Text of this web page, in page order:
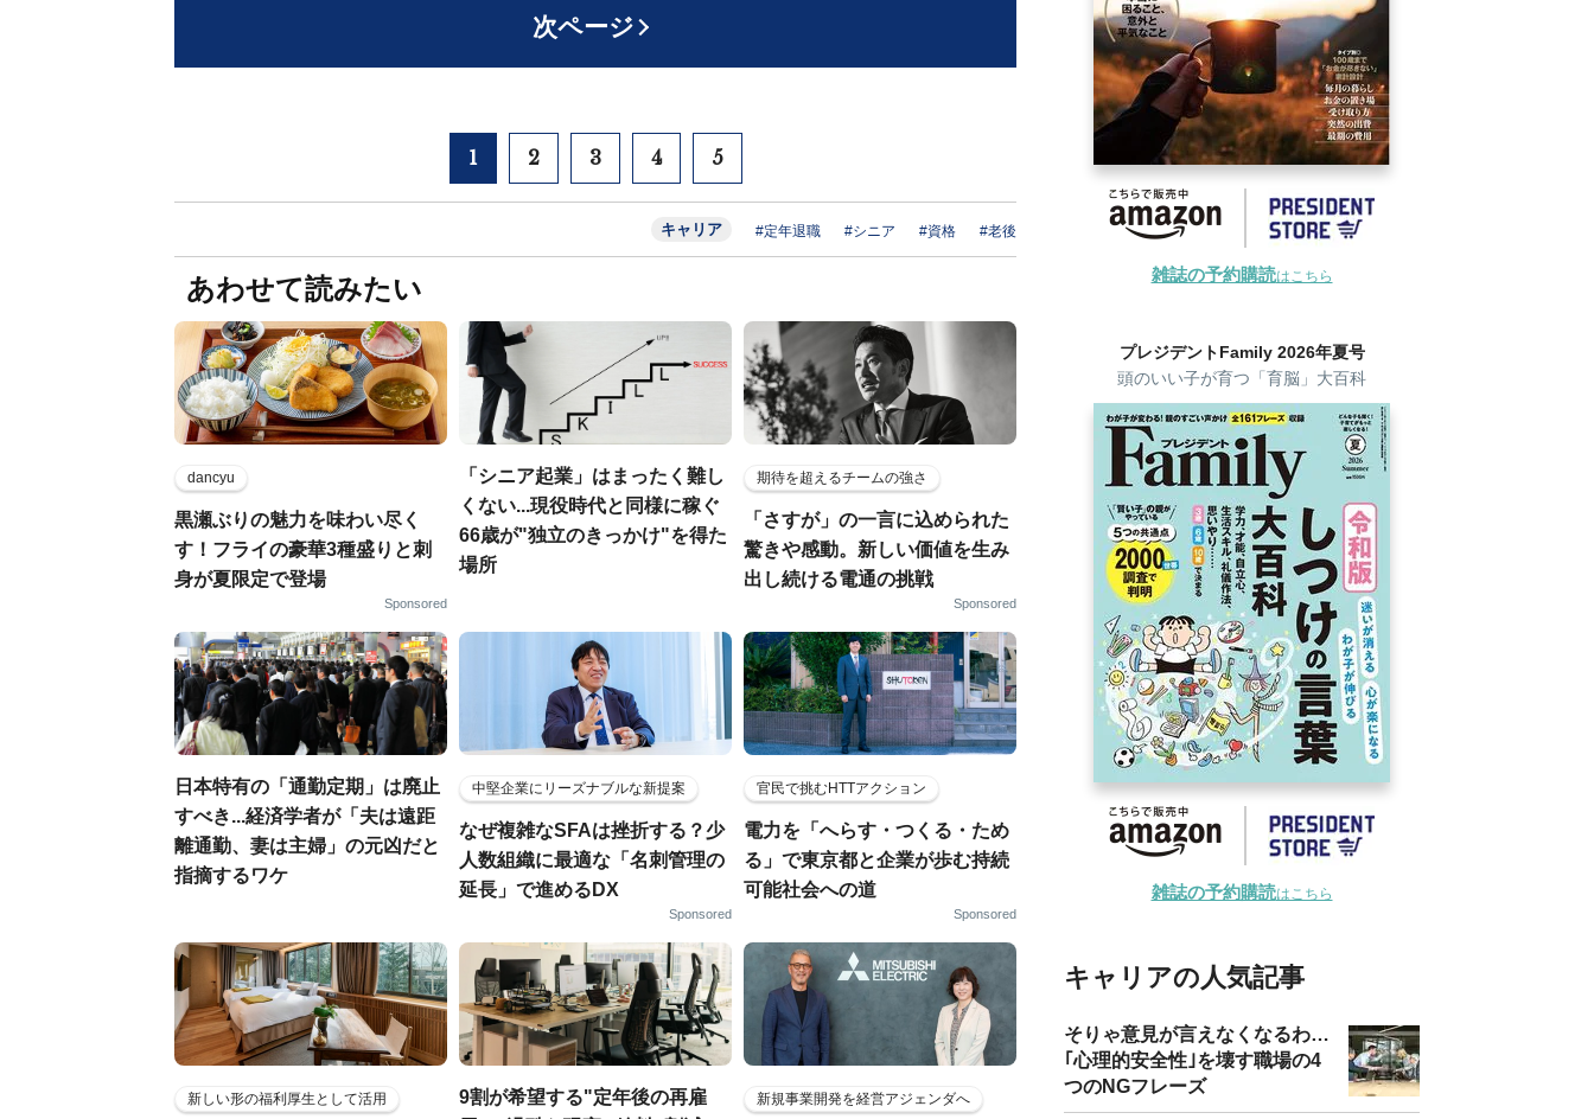
次ページ
1 2 3 4 5
キャリア #定年退職 #シニア #資格 #老後
あわせて読みたい
dancyu
黒瀬ぶりの魅力を味わい尽く
す！フライの豪華3種盛りと刺
身が夏限定で登場
Sponsored
「シニア起業」はまったく難し
くない...現役時代と同様に稼ぐ
66歳が"独立のきっかけ"を得た
場所
期待を超えるチームの強さ
「さすが」の一言に込められた
驚きや感動。新しい価値を生み
出し続ける電通の挑戦
Sponsored
日本特有の「通勤定期」は廃止
すべき...経済学者が「夫は遠距
離通勤、妻は主婦」の元凶だと
指摘するワケ
中堅企業にリーズナブルな新提案
なぜ複雑なSFAは挫折する？少
人数組織に最適な「名刺管理の
延長」で進めるDX
Sponsored
官民で挑むHTTアクション
電力を「へらす・つくる・ため
る」で東京都と企業が歩む持続
可能社会への道
Sponsored
新しい形の福利厚生として活用
9割が希望する"定年後の再雇
新規事業開発を経営アジェンダへ
雑誌の予約購読はこちら
プレジデントFamily 2026年夏号
頭のいい子が育つ「育脳」大百科
雑誌の予約購読はこちら
キャリアの人気記事
そりゃ意見が言えなくなるわ…
｢心理的安全性｣を壊す職場の4
つのNGフレーズ